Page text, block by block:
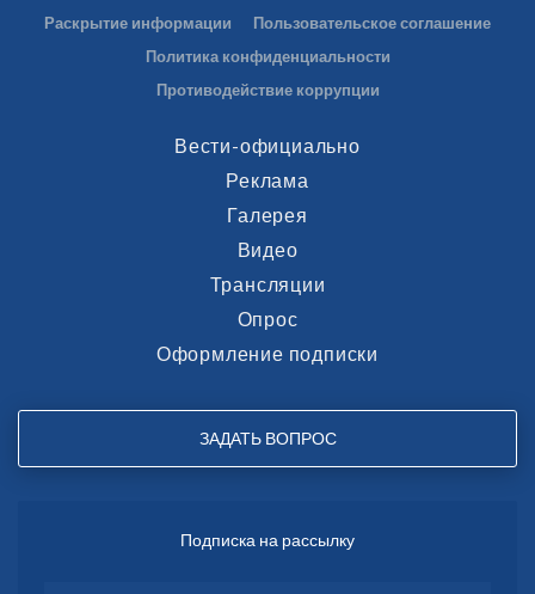
Раскрытие информации
Пользовательское соглашение
Политика конфиденциальности
Противодействие коррупции
Вести-официально
Реклама
Галерея
Видео
Трансляции
Опрос
Оформление подписки
ЗАДАТЬ ВОПРОС
Подписка на рассылку